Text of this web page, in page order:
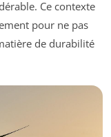
Ce contexte
pour ne pas
de durabilité